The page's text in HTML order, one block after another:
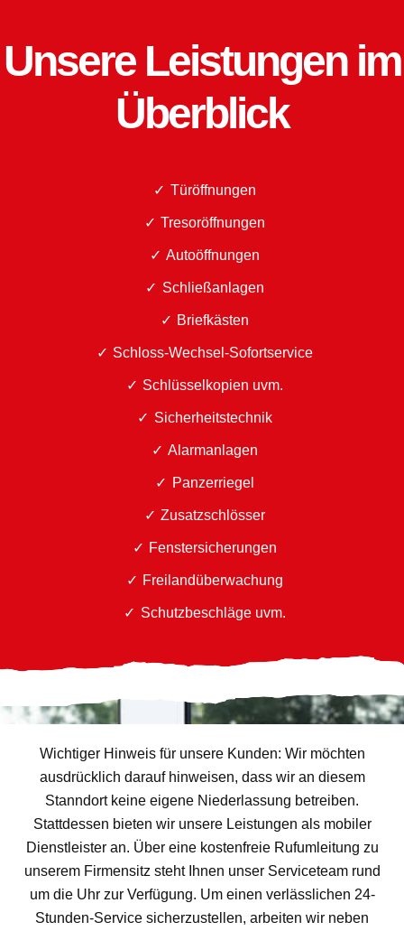
Unsere Leistungen im
Überblick
Türöffnungen
Tresoröffnungen
Autoöffnungen
Schließanlagen
Briefkästen
Schloss-Wechsel-Sofortservice
Schlüsselkopien uvm.
Sicherheitstechnik
Alarmanlagen
Panzerriegel
Zusatzschlösser
Fenstersicherungen
Freilandüberwachung
Schutzbeschläge uvm.
Wichtiger Hinweis für unsere Kunden: Wir möchten
ausdrücklich darauf hinweisen, dass wir an diesem
Stanndort keine eigene Niederlassung betreiben.
Stattdessen bieten wir unsere Leistungen als mobiler
Dienstleister an. Über eine kostenfreie Rufumleitung zu
unserem Firmensitz steht Ihnen unser Serviceteam rund
um die Uhr zur Verfügung. Um einen verlässlichen 24-
Stunden-Service sicherzustellen, arbeiten wir neben